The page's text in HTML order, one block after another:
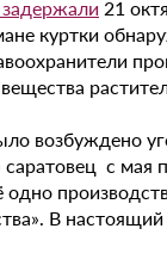
21
куртки
возбуждено
с мая
В